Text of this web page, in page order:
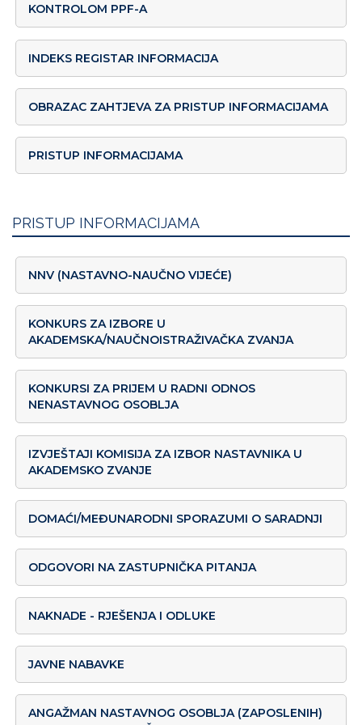
KONTROLOM PPF-A
INDEKS REGISTAR INFORMACIJA
OBRAZAC ZAHTJEVA ZA PRISTUP INFORMACIJAMA
PRISTUP INFORMACIJAMA
PRISTUP INFORMACIJAMA
NNV (NASTAVNO-NAUČNO VIJEĆE)
KONKURS ZA IZBORE U
AKADEMSKA/NAUČNOISTRAŽIVAČKA ZVANJA
KONKURSI ZA PRIJEM U RADNI ODNOS
NENASTAVNOG OSOBLJA
IZVJEŠTAJI KOMISIJA ZA IZBOR NASTAVNIKA U
AKADEMSKO ZVANJE
DOMAĆI/MEĐUNARODNI SPORAZUMI O SARADNJI
ODGOVORI NA ZASTUPNIČKA PITANJA
NAKNADE - RJEŠENJA I ODLUKE
JAVNE NABAVKE
ANGAŽMAN NASTAVNOG OSOBLJA (ZAPOSLENIH)